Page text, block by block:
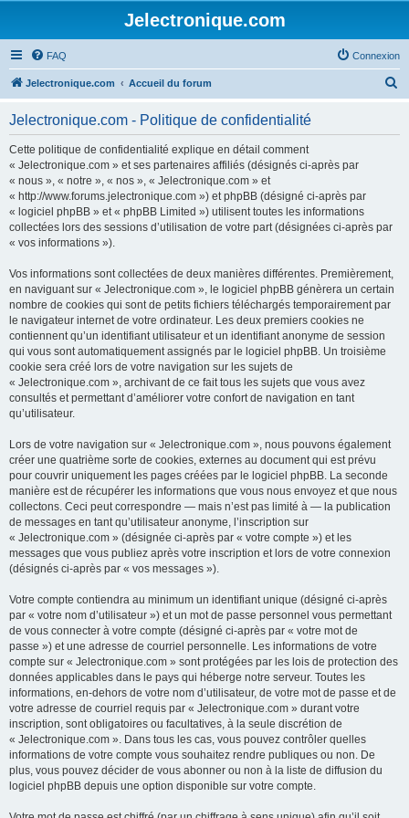
Jelectronique.com
FAQ Connexion
Jelectronique.com Accueil du forum
Jelectronique.com - Politique de confidentialité
Cette politique de confidentialité explique en détail comment
« Jelectronique.com » et ses partenaires affiliés (désignés ci-après par
« nous », « notre », « nos », « Jelectronique.com » et
« http://www.forums.jelectronique.com ») et phpBB (désigné ci-après par
« logiciel phpBB » et « phpBB Limited ») utilisent toutes les informations
collectées lors des sessions d’utilisation de votre part (désignées ci-après par
« vos informations »).
Vos informations sont collectées de deux manières différentes. Premièrement,
en naviguant sur « Jelectronique.com », le logiciel phpBB génèrera un certain
nombre de cookies qui sont de petits fichiers téléchargés temporairement par
le navigateur internet de votre ordinateur. Les deux premiers cookies ne
contiennent qu’un identifiant utilisateur et un identifiant anonyme de session
qui vous sont automatiquement assignés par le logiciel phpBB. Un troisième
cookie sera créé lors de votre navigation sur les sujets de
« Jelectronique.com », archivant de ce fait tous les sujets que vous avez
consultés et permettant d’améliorer votre confort de navigation en tant
qu’utilisateur.
Lors de votre navigation sur « Jelectronique.com », nous pouvons également
créer une quatrième sorte de cookies, externes au document qui est prévu
pour couvrir uniquement les pages créées par le logiciel phpBB. La seconde
manière est de récupérer les informations que vous nous envoyez et que nous
collectons. Ceci peut correspondre — mais n’est pas limité à — la publication
de messages en tant qu’utilisateur anonyme, l’inscription sur
« Jelectronique.com » (désignée ci-après par « votre compte ») et les
messages que vous publiez après votre inscription et lors de votre connexion
(désignés ci-après par « vos messages »).
Votre compte contiendra au minimum un identifiant unique (désigné ci-après
par « votre nom d’utilisateur ») et un mot de passe personnel vous permettant
de vous connecter à votre compte (désigné ci-après par « votre mot de
passe ») et une adresse de courriel personnelle. Les informations de votre
compte sur « Jelectronique.com » sont protégées par les lois de protection des
données applicables dans le pays qui héberge notre serveur. Toutes les
informations, en-dehors de votre nom d’utilisateur, de votre mot de passe et de
votre adresse de courriel requis par « Jelectronique.com » durant votre
inscription, sont obligatoires ou facultatives, à la seule discrétion de
« Jelectronique.com ». Dans tous les cas, vous pouvez contrôler quelles
informations de votre compte vous souhaitez rendre publiques ou non. De
plus, vous pouvez décider de vous abonner ou non à la liste de diffusion du
logiciel phpBB depuis une option disponible sur votre compte.